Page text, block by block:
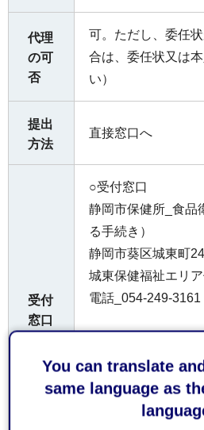
You can translate
same language as
代理
の可
否
可。ただし、委任
合は、委任状又は
い）
提出
方法
直接窓口へ
受付
窓口
○受付窓口
静岡市保健所_食品
る手続き）
静岡市葵区城東町
城東保健福祉エリ
電話_054-249-3161
静岡市保健所_清
続き）
静岡市清水区旭町6
静岡市役所清水庁舎